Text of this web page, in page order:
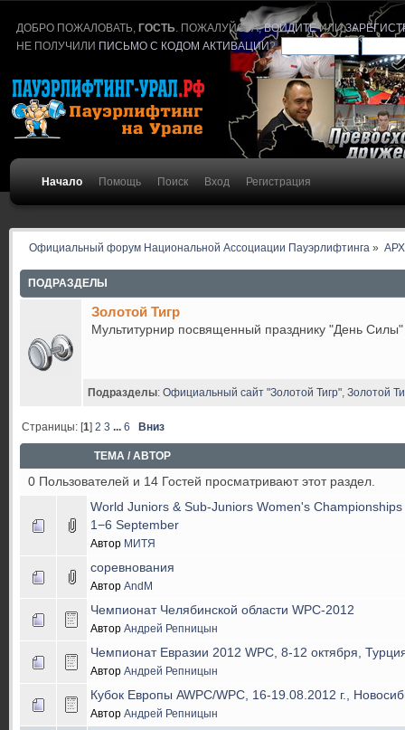
ДОБРО ПОЖАЛОВАТЬ,ГОСТЬ . ПОЖАЛУЙСТА,ВОЙДИТЕИЛИ
НЕ ПОЛУЧИЛИ ПИСЬМО С КОДОМ АКТИВАЦИИ?
Начало Помощь Поиск Вход Регистрация
Официальный форум Национальной Ассоциации Пауэрлифтинга »
ПОДРАЗДЕЛЫ
Золотой Тигр
Мультитурнир посвященный празднику "День Силы"
Подразделы: Официальный сайт "Золотой Тигр", Золотой
Страницы: [1]2 3 ...6 Вниз
ТЕМА /АВТОР
0 Пользователей и 14 Гостей просматривают этот раздел.
World Juniors & Sub-Juniors Women's
1−6 September
Автор МИТЯ
соревнования
Автор AndM
Чемпионат Челябинской области WPC-2012
Автор Андрей Репницын
Чемпионат Евразии 2012 WPC, 8-12 октября,
Автор Андрей Репницын
Кубок Европы AWPC/WPC, 16-19.08.2012 г.,
Автор Андрей Репницын